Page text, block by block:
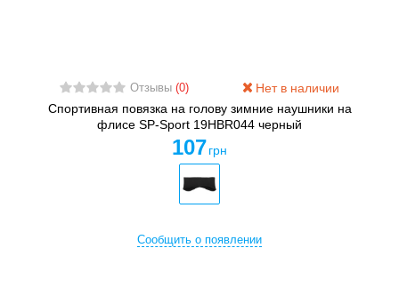
Отзывы (0)
Нет в наличии
Спортивная повязка на голову зимние наушники на
флисе SP-Sport 19HBR044 черный
107 грн
Сообщить о появлении